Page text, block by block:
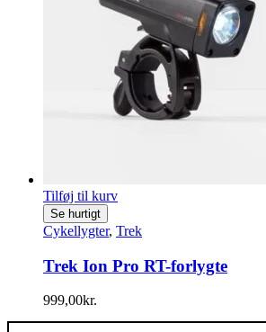
Tilføj til kurv
Se hurtigt
Cykellygter, Trek
Trek Ion Pro RT-forlygte
999,00kr.